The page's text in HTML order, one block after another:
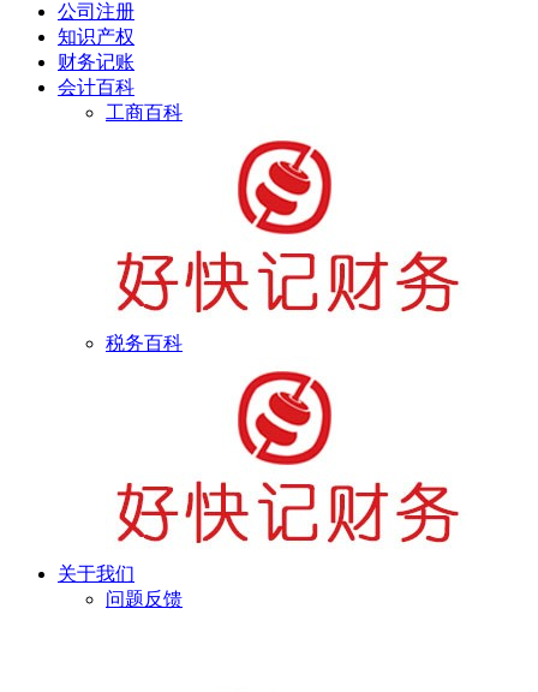
公司注册
知识产权
财务记账
会计百科
工商百科
税务百科
关于我们
问题反馈